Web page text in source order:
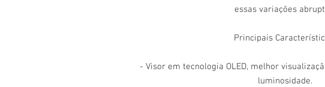
essas variações
Principais
- Visor em tecnologia OLED, melhor
luminosidade.